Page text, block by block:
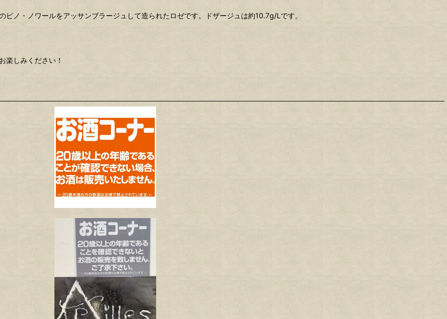
ノ・ノワールをアッサンブラージュして造られたロゼです。ドザージュは約10.7g/Lです。
楽しみください！